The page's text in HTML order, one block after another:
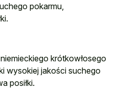
pokarmu,
krótkowłosego
wysokiej jakości suchego
posiłki.